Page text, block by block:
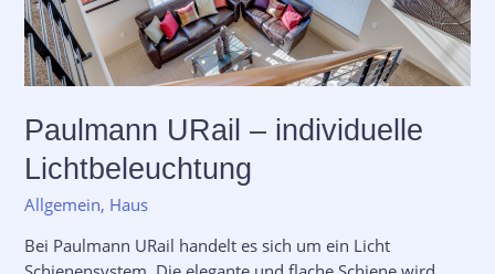
Paulmann URail – individuelle
Lichtbeleuchtung
Allgemein, Haus
Bei Paulmann URail handelt es sich um ein Licht